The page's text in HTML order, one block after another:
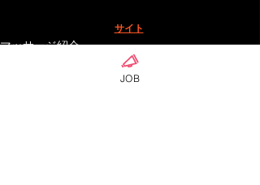
サイト
マッサージ紹介
JOB